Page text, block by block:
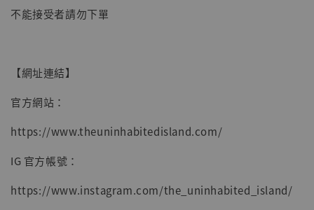
【現貨】BJSTUDIO 1/6系列可動蒐藏人偶 讓
NT$ 5,300
不能接受者請勿下單
【網址連結】
官方網站：
https://www.theuninhabitedisland.com/
IG 官方帳號：
https://www.instagram.com/the_uninhabited_island/